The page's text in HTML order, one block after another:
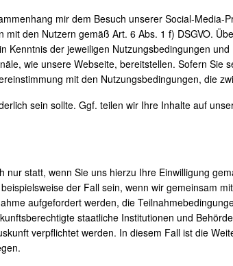
mir dem Besuch unserer Social-
den Nutzern gemäß Art. 6 Abs. 1 f) DSGVO.
Kenntnis der jeweiligen Nutzungsbedingungen
wie unsere Webseite, bereitstellen. Sofern Sie
mit den Nutzungsbedingungen, die
sein sollte. Ggf. teilen wir Ihre Inhalte auf
statt, wenn Sie uns hierzu Ihre Einwilligung
der Fall sein, wenn wir gemeinsam
aufgefordert werden, die
staatliche Institutionen und
verpflichtet werden. In diesem Fall ist die